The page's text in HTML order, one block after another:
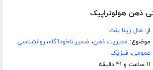
ذهن هولوتراپیک
از:هال زینا بنت
موضوع: مدیریت ذهن، ضمیر ناخودآگاه،روانشناسی
عمومی،فیزیک
۱۱ ساعت و ۴۱ دقیقه